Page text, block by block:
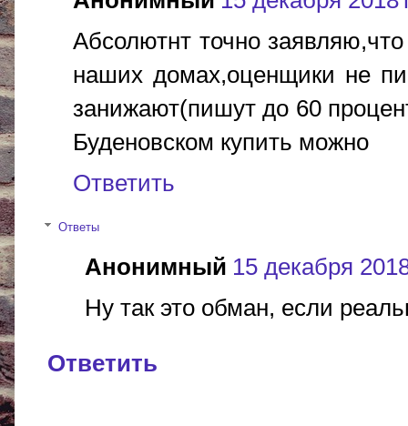
Абсолютнт точно
наших домах,оценщики не
занижают(пишут до 60
Буденовском купить можно
Ответить
Ответы
Анонимный 15 декабря
Ну так это обман, если
Ответить